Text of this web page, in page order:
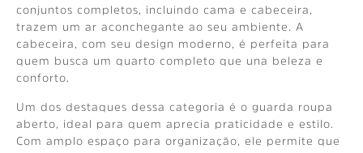
conjuntos completos, incluindo cama e cabeceira,
trazem um ar aconchegante ao seu ambiente. A
cabeceira, com seu design moderno, é perfeita para
quem busca um quarto completo que una beleza e
conforto.
Um dos destaques dessa categoria é o guarda roupa
aberto, ideal para quem aprecia praticidade e estilo.
Com amplo espaço para organização, ele permite que